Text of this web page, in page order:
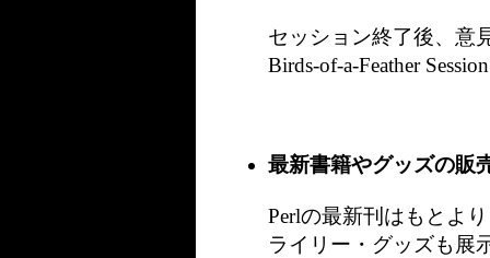
セッション終了後、意
Birds-of-a-Feather
最新書籍やグッズの販
Perlの最新刊はもとよ
ライリー・グッズも展